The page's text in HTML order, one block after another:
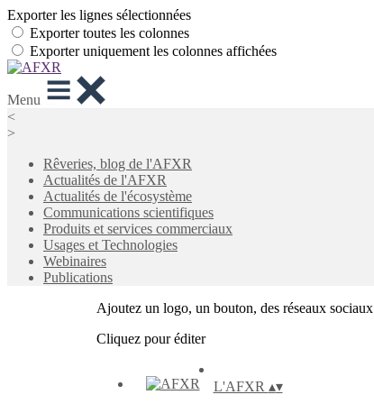
Exporter les lignes sélectionnées
Exporter toutes les colonnes
Exporter uniquement les colonnes affichées
Menu
<
>
Rêveries, blog de l'AFXR
Actualités de l'AFXR
Actualités de l'écosystème
Communications scientifiques
Produits et services commerciaux
Usages et Technologies
Webinaires
Publications
Ajoutez un logo, un bouton, des réseaux sociaux
Cliquez pour éditer
L'AFXR ▴▾